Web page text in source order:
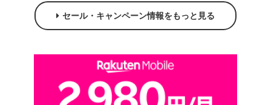
セール・キャンペーン情報をもっと見る